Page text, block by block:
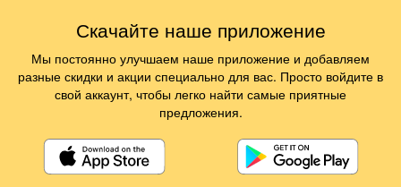
Скачайте наше приложение
Мы постоянно улучшаем наше приложение и добавляем
разные скидки и акции специально для вас. Просто войдите в
свой аккаунт, чтобы легко найти самые приятные
предложения.